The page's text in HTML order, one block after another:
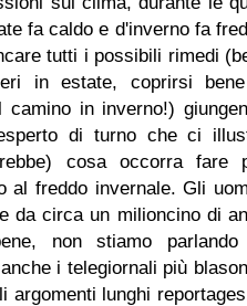
fa caldo e d'inverno fa
tutti i possibili rimedi
in estate, coprirsi
in inverno!)
di turno che ci
cosa occorra fare
al freddo invernale. Gli
da circa un milioncino di
non stiamo
i telegiornali più
argomenti lunghi